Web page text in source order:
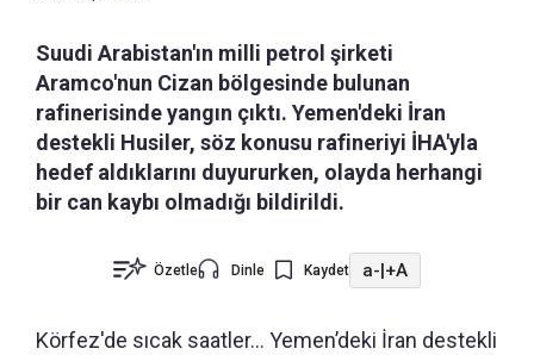
Suudi Arabistan'ın milli petrol şirketi
Aramco'nun Cizan bölgesinde bulunan
rafinerisinde yangın çıktı. Yemen'deki İran
destekli Husiler, söz konusu rafineriyi İHA'yla
hedef aldıklarını duyururken, olayda herhangi
bir can kaybı olmadığı bildirildi.
Özetle Dinle Kaydet a-|+A
Körfez'de sıcak saatler... Yemen’deki İran destekli